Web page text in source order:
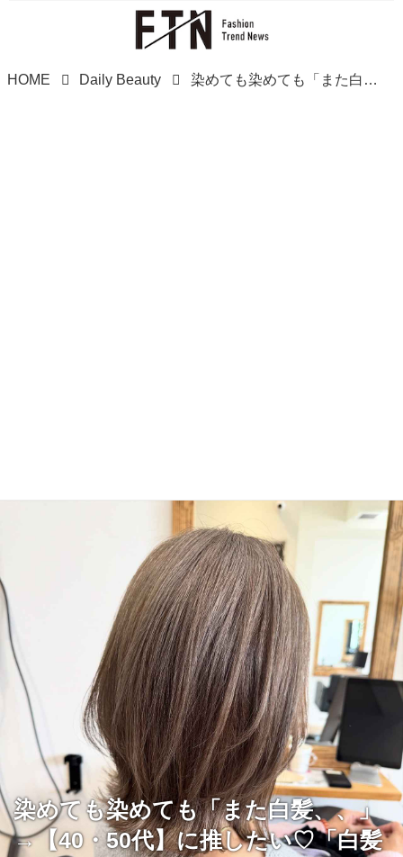
HOME Daily Beauty 染めても染めても「また白髪、、」→【40・50代】に推したい♡「白髪ぼかしヘア」
染めても染めても「また白髪、、」
→【40・50代】に推したい♡「白髪